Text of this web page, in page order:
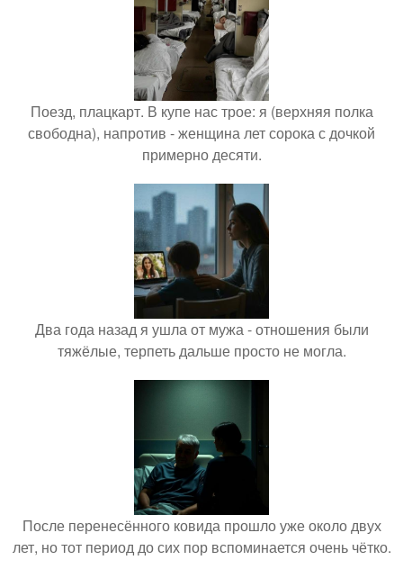
Поезд, плацкарт. В купе нас трое: я (верхняя полка
свободна), напротив - женщина лет сорока с дочкой
примерно десяти.
Два года назад я ушла от мужа - отношения были
тяжёлые, терпеть дальше просто не могла.
После перенесённого ковида прошло уже около двух
лет, но тот период до сих пор вспоминается очень чётко.